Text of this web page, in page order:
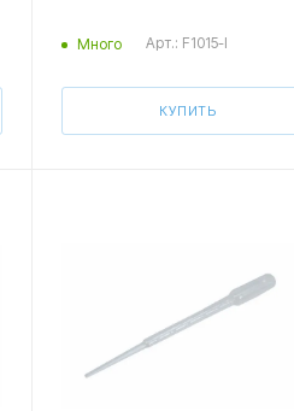
Много Арт.: F1015-I
КУПИТЬ